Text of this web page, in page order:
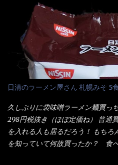
油脂、植物性たん白、食塩、とろ
ぷら)、添付調味料(砂糖、食塩、
水分解物、ねぎ、香辛料、 植物油
料(アミノ酸等)、炭酸カルシウム
(Na)、増粘多糖類、レシチン、酸
色素、香料、ベニコウジ色素、ビ
抽出物、(一部にえび・小麦・そ
いも・ゼラチンを含む) 材料から
入っている！ あの半円形のヤツ
さば！？ さばって鯖か？？ サ
比較 緑のたぬき ...
いつきました。 見た目は、炎のシ
る・・・ でもパッケージに惑わ
ヤングの【獄激辛焼きそば】を完
レーもな！ 今回、カップヌード
さレベルが記載されている。 そ
位の辛さと云っている訳だ。 昨年
も経つと記憶の彼方に・・・いや
のではない。 記憶に残るだけの
云う事（当時） 開封すると・・
ップヌードルは基本蓋開けて、熱
デビュー時からの最大のポイン
部カップの中でカオス状態。 こ
日清のラーメン屋さん 札幌みそ
久しぶりに袋味噌ラーメン麺買
298円税抜き（ほぼ定価ね） 普通
を入れる人も居るだろう！ もちろ
を知っていて何故買ったか？ 食